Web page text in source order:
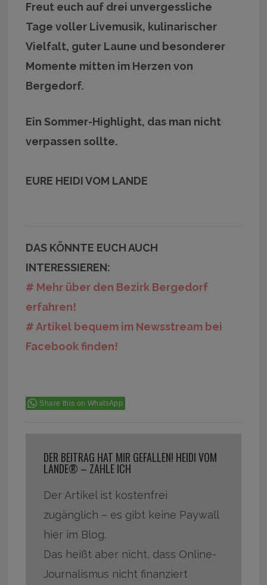
Freut euch auf drei unvergessliche
Tage voller Livemusik, kulinarischer
Vielfalt, guter Laune und besonderer
Momente mitten im Herzen von
Bergedorf.
Ein Sommer-Highlight, das man nicht
verpassen sollte.
EURE HEIDI VOM LANDE
DAS KÖNNTE EUCH AUCH
INTERESSIEREN:
# Mehr über den Bezirk Bergedorf
erfahren!
# Artikel bequem im Newsstream bei
Facebook finden!
Share this on WhatsApp
DER BEITRAG HAT MIR GEFALLEN! HEIDI VOM
LANDE® – ZAHLE ICH
Der Artikel ist kostenfrei
zugänglich – es gibt keine Paywall
hier im Blog.
Das heißt aber nicht, dass Online-
Journalismus nicht finanziert